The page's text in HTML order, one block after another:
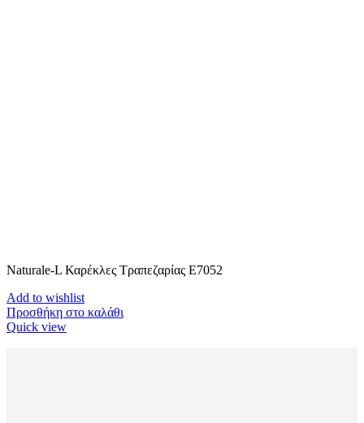
Naturale-L Καρέκλες Τραπεζαρίας E7052
Add to wishlist
Προσθήκη στο καλάθι
Quick view